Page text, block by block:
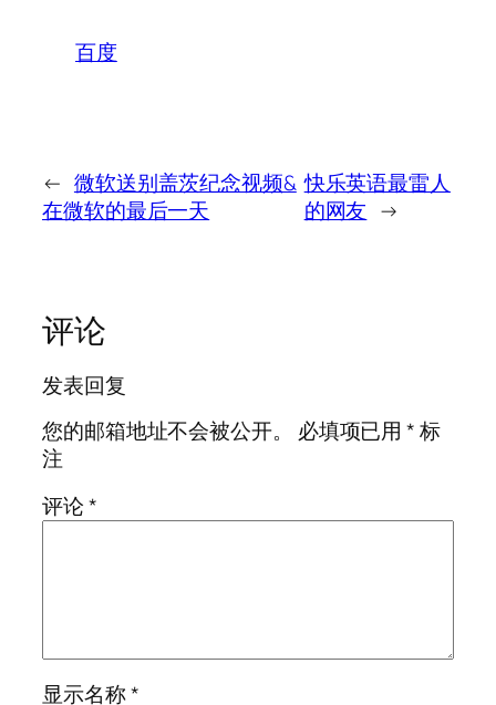
百度
← 微软送别盖茨纪念视频&
在微软的最后一天
快乐英语最雷人
的网友 →
评论
发表回复
您的邮箱地址不会被公开。
必填项已用*标
注
评论*
显示名称*